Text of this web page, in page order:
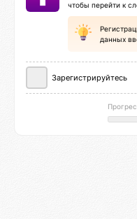
чтобы перейти к
данных
Зарегистрируйтесь